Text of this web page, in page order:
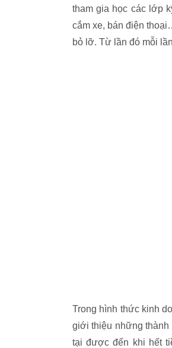
tham gia học các lớp
cắm xe, bán điện
bỏ lỡ. Từ lần đó mỗi
Trong hình thức kinh
giới thiệu những
tại được đến khi hết